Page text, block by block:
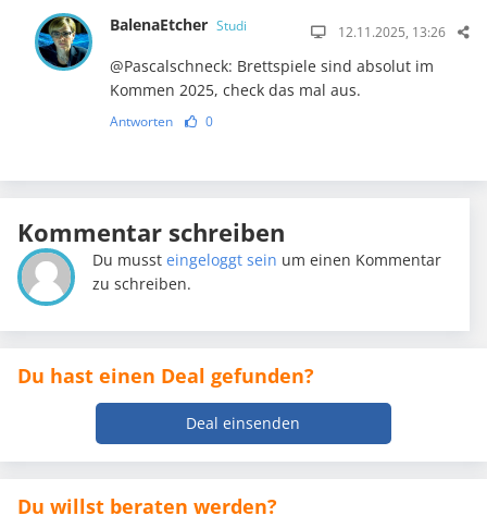
BalenaEtcher Studi 12.11.2025, 13:26
@Pascalschneck: Brettspiele sind absolut im
Kommen 2025, check das mal aus.
Antworten 0
Kommentar schreiben
Du mussteingeloggt sein um einen Kommentar
zu schreiben.
Du hast einen Deal gefunden?
Deal einsenden
Du willst beraten werden?